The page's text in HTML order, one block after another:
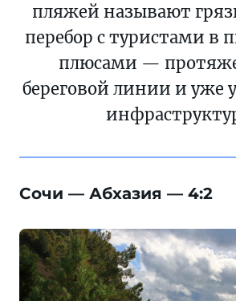
пляжей называют
перебор с туристами в
плюсами —
береговой линии и уже
Сочи — Абхазия — 4:2